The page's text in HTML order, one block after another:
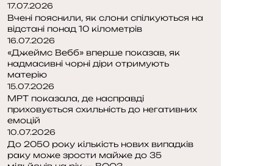
17.07.2026
Вчені пояснили, як слони спілкуються на
відстані понад 10 кілометрів
16.07.2026
«Джеймс Вебб» вперше показав, як
надмасивні чорні діри отримують
матерію
15.07.2026
МРТ показала, де насправді
приховується схильність до негативних
емоцій
10.07.2026
До 2050 року кількість нових випадків
раку може зрости майже до 35